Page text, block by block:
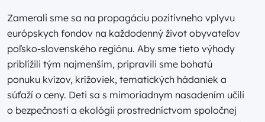
Zamerali sme sa na propagáciu pozitívneho vplyvu
európskych fondov na každodenný život obyvateľov
poľsko-slovenského regiónu. Aby sme tieto výhody
priblížili tým najmenším, pripravili sme bohatú
ponuku kvízov, krížoviek, tematických hádaniek a
súťaží o ceny. Deti sa s mimoriadnym nasadením učili
o bezpečnosti a ekológii prostredníctvom spoločnej